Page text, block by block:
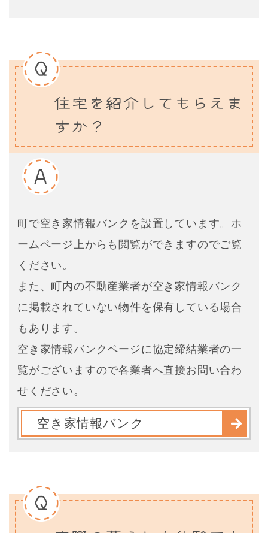
住宅を紹介してもらえま
すか？
町で空き家情報バンクを設置しています。ホ
ームページ上からも閲覧ができますのでご覧
ください。
また、町内の不動産業者が空き家情報バンク
に掲載されていない物件を保有している場合
もあります。
空き家情報バンクページに協定締結業者の一
覧がございますので各業者へ直接お問い合わ
せください。
空き家情報バンク